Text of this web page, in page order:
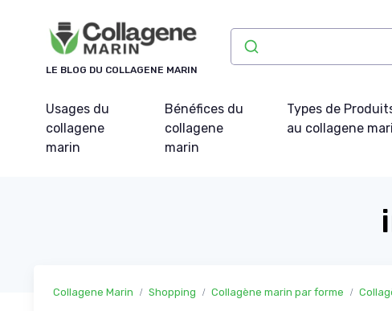
LE BLOG DU COLLAGENE MARIN
Usages du
collagene
marin
Bénéfices du
collagene
marin
Types de
au collagene
Collagene Marin Shopping Collagène marin par forme